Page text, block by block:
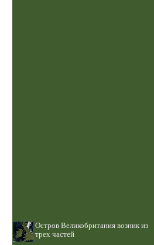
Остров Великобритания возник из
трех частей